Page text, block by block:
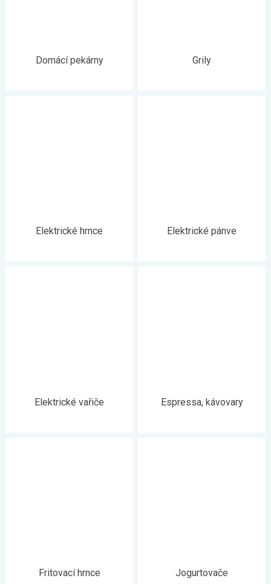
Domácí pekárny Grily
Elektrické hrnce Elektrické pánve
Elektrické vařiče Espressa, kávovary
Fritovací hrnce Jogurtovače